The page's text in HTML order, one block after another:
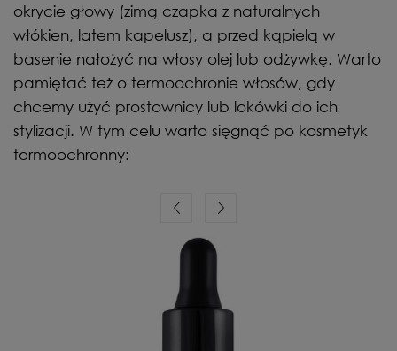
okrycie głowy (zimą czapka z naturalnych
włókien, latem kapelusz), a przed kąpielą w
basenie nałożyć na włosy olej lub odżywkę. Warto
pamiętać też o termoochronie włosów, gdy
chcemy użyć prostownicy lub lokówki do ich
stylizacji. W tym celu warto sięgnąć po kosmetyk
termoochronny: